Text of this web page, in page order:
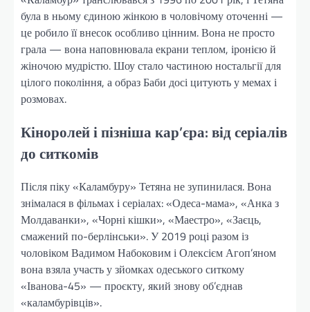
була в ньому єдиною жінкою в чоловічому оточенні —
це робило її внесок особливо цінним. Вона не просто
грала — вона наповнювала екрани теплом, іронією й
жіночою мудрістю. Шоу стало частиною ностальгії для
цілого покоління, а образ Баби досі цитують у мемах і
розмовах.
Кіноролей і пізніша кар’єра: від серіалів
до ситкомів
Після піку «Каламбуру» Тетяна не зупинилася. Вона
знімалася в фільмах і серіалах: «Одеса-мама», «Анка з
Молдаванки», «Чорні кішки», «Маестро», «Заєць,
смажений по-берлінськи». У 2019 році разом із
чоловіком Вадимом Набоковим і Олексієм Агоп’яном
вона взяла участь у зйомках одеського ситкому
«Іванова-45» — проєкту, який знову об’єднав
«каламбурівців».